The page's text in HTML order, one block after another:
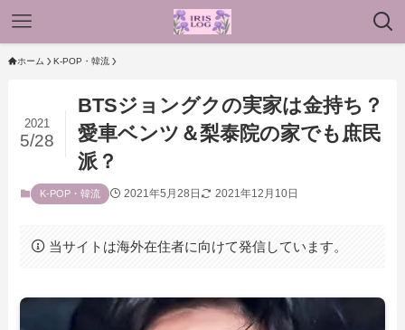
ホーム K-POP・韓流
BTSジョングクの実家は金持ち？
愛車ベンツ＆梨泰院の家でも庶民
派？
2021
5/28
K-POP・韓流 2021年5月28日 2021年12月10日
当サイトは海外在住者に向けて発信しています。